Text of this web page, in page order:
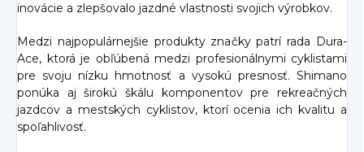
inovácie a zlepšovalo jazdné vlastnosti svojich výrobkov.
Medzi najpopulárnejšie produkty značky patrí rada Dura-
Ace, ktorá je obľúbená medzi profesionálnymi cyklistami
pre svoju nízku hmotnosť a vysokú presnosť. Shimano
ponúka aj širokú škálu komponentov pre rekreačných
jazdcov a mestských cyklistov, ktorí ocenia ich kvalitu a
spoľahlivosť.